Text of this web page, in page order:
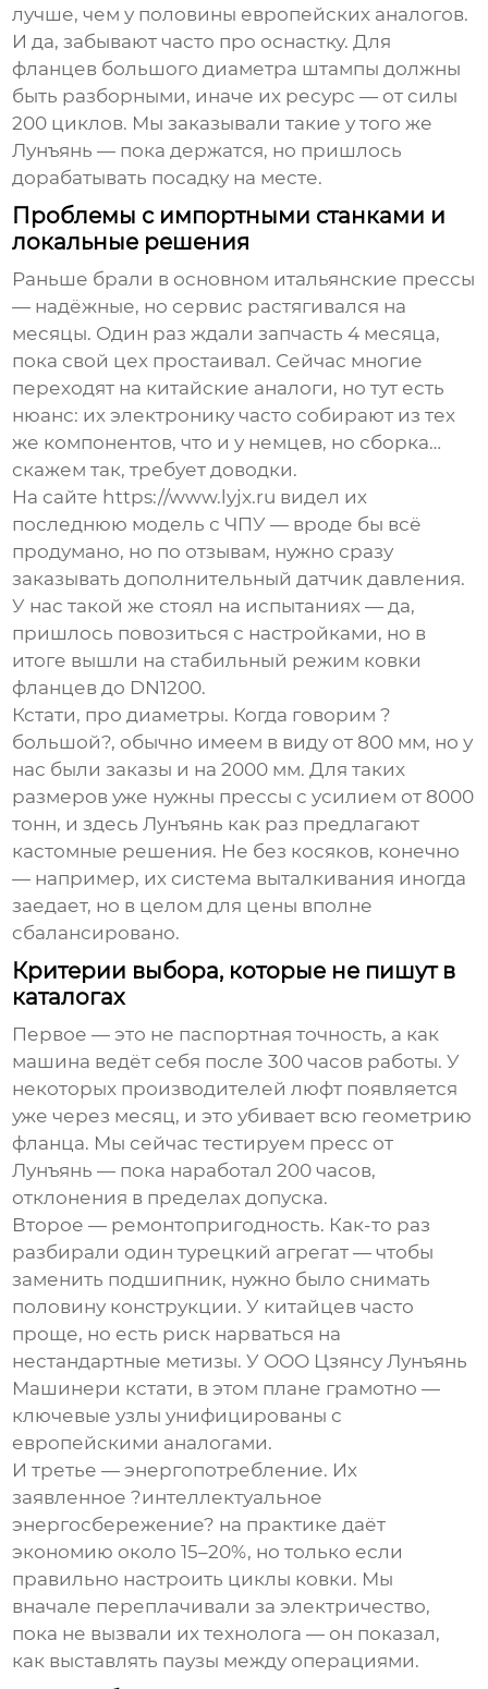
лучше, чем у половины европейских аналогов.
И да, забывают часто про оснастку. Для
фланцев большого диаметра штампы должны
быть разборными, иначе их ресурс — от силы
200 циклов. Мы заказывали такие у того же
Лунъянь — пока держатся, но пришлось
дорабатывать посадку на месте.
Проблемы с импортными станками и
локальные решения
Раньше брали в основном итальянские прессы
— надёжные, но сервис растягивался на
месяцы. Один раз ждали запчасть 4 месяца,
пока свой цех простаивал. Сейчас многие
переходят на китайские аналоги, но тут есть
нюанс: их электронику часто собирают из тех
же компонентов, что и у немцев, но сборка…
скажем так, требует доводки.
На сайте https://www.lyjx.ru видел их
последнюю модель с ЧПУ — вроде бы всё
продумано, но по отзывам, нужно сразу
заказывать дополнительный датчик давления.
У нас такой же стоял на испытаниях — да,
пришлось повозиться с настройками, но в
итоге вышли на стабильный режим ковки
фланцев до DN1200.
Кстати, про диаметры. Когда говорим ?
большой?, обычно имеем в виду от 800 мм, но у
нас были заказы и на 2000 мм. Для таких
размеров уже нужны прессы с усилием от 8000
тонн, и здесь Лунъянь как раз предлагают
кастомные решения. Не без косяков, конечно
— например, их система выталкивания иногда
заедает, но в целом для цены вполне
сбалансировано.
Критерии выбора, которые не пишут в
каталогах
Первое — это не паспортная точность, а как
машина ведёт себя после 300 часов работы. У
некоторых производителей люфт появляется
уже через месяц, и это убивает всю геометрию
фланца. Мы сейчас тестируем пресс от
Лунъянь — пока наработал 200 часов,
отклонения в пределах допуска.
Второе — ремонтопригодность. Как-то раз
разбирали один турецкий агрегат — чтобы
заменить подшипник, нужно было снимать
половину конструкции. У китайцев часто
проще, но есть риск нарваться на
нестандартные метизы. У ООО Цзянсу Лунъянь
Машинери кстати, в этом плане грамотно —
ключевые узлы унифицированы с
европейскими аналогами.
И третье — энергопотребление. Их
заявленное ?интеллектуальное
энергосбережение? на практике даёт
экономию около 15–20%, но только если
правильно настроить циклы ковки. Мы
вначале переплачивали за электричество,
пока не вызвали их технолога — он показал,
как выставлять паузы между операциями.